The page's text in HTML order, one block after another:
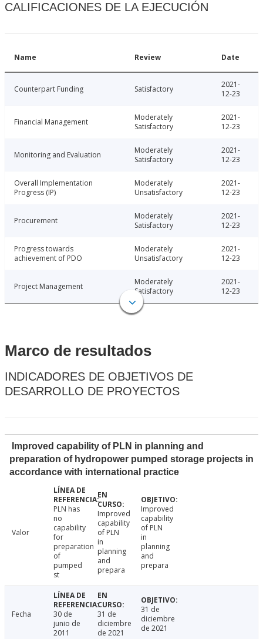
CALIFICACIONES DE LA EJECUCIÓN
Name Review Date
Counterpart Funding Satisfactory
2021-
12-23
Financial Management
Moderately
Satisfactory
2021-
12-23
Monitoring and Evaluation
Moderately
Satisfactory
2021-
12-23
Overall Implementation
Progress (IP)
Moderately
Unsatisfactory
2021-
12-23
Procurement
Moderately
Satisfactory
2021-
12-23
Progress towards
achievement of PDO
Moderately
Unsatisfactory
2021-
12-23
Project Management
Moderately
Satisfactory
2021-
12-23
Marco de resultados
INDICADORES DE OBJETIVOS DE
DESARROLLO DE PROYECTOS
Improved capability of PLN in planning and
preparation of hydropower pumped storage projects in
accordance with international practice
Valor
PLN has
no
capability
for
preparation
of
pumped
st
Improved
capability
of PLN
in
planning
and
prepara
Improved
capability
of PLN
in
planning
and
prepara
Fecha
30 de
junio de
2011
31 de
diciembre
de 2021
31 de
diciembre
de 2021